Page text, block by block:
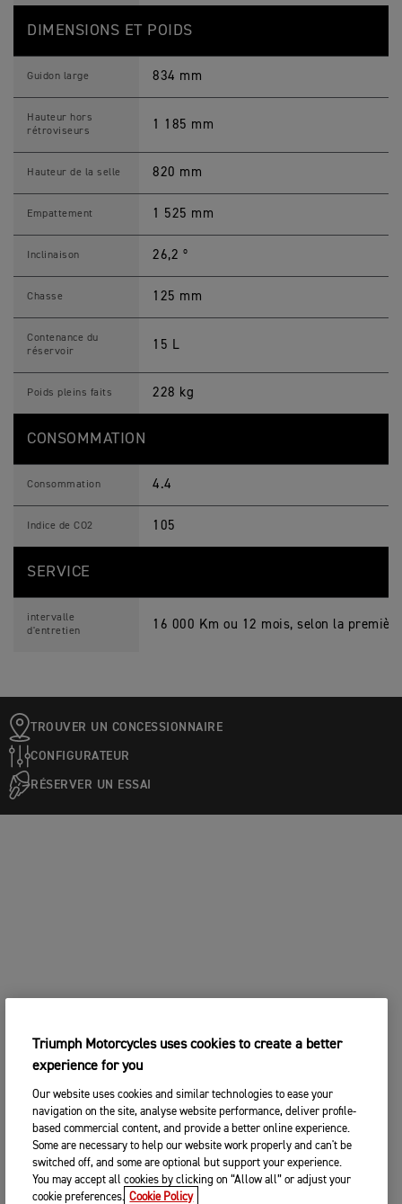
DIMENSIONS ET POIDS
Guidon large 834 mm
Hauteur hors
rétroviseurs
1 185 mm
Hauteur de la selle 820 mm
Empattement 1 525 mm
Inclinaison 26,2 º
Chasse 125 mm
Contenance du
réservoir
15 L
Poids pleins faits 228 kg
CONSOMMATION
Consommation 4.4
Indice de CO2 105
SERVICE
intervalle
d'entretien
16 000 Km ou 12 mois, selon la
TROUVER UN CONCESSIONNAIRE
CONFIGURATEUR
RÉSERVER UN ESSAI
Triumph Motorcycles uses cookies to create a better
experience for you
Our website uses cookies and similar technologies to ease your
navigation on the site, analyse website performance, deliver profile-
based commercial content, and provide a better online experience.
Some are necessary to help our website work properly and can't be
switched off, and some are optional but support your experience.
You may accept all cookies by clicking on “Allow all” or adjust your
cookie preferences. Cookie Policy